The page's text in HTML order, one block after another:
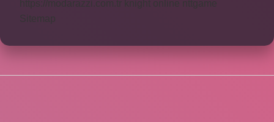
https://modarazzi.com.tr
knight online
nttgame
Sitemap